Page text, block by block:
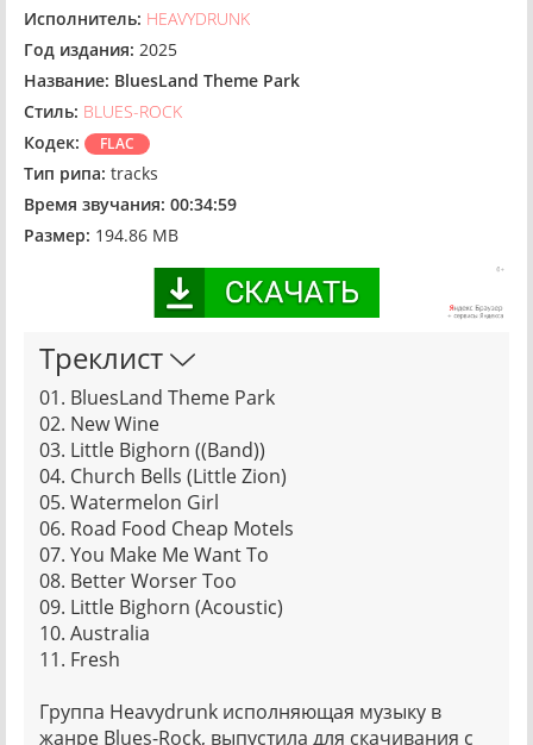
Исполнитель: HEAVYDRUNK
Год издания: 2025
Название: BluesLand Theme Park
Стиль: BLUES-ROCK
Кодек:
FLAC
Тип рипа: tracks
Время звучания: 00:34:59
Размер: 194.86 MB
Треклист
01. BluesLand Theme Park
02. New Wine
03. Little Bighorn ((Band))
04. Church Bells (Little Zion)
05. Watermelon Girl
06. Road Food Cheap Motels
07. You Make Me Want To
08. Better Worser Too
09. Little Bighorn (Acoustic)
10. Australia
11. Fresh
Группа Heavydrunk исполняющая музыку в
жанре Blues-Rock, выпустила для скачивания с